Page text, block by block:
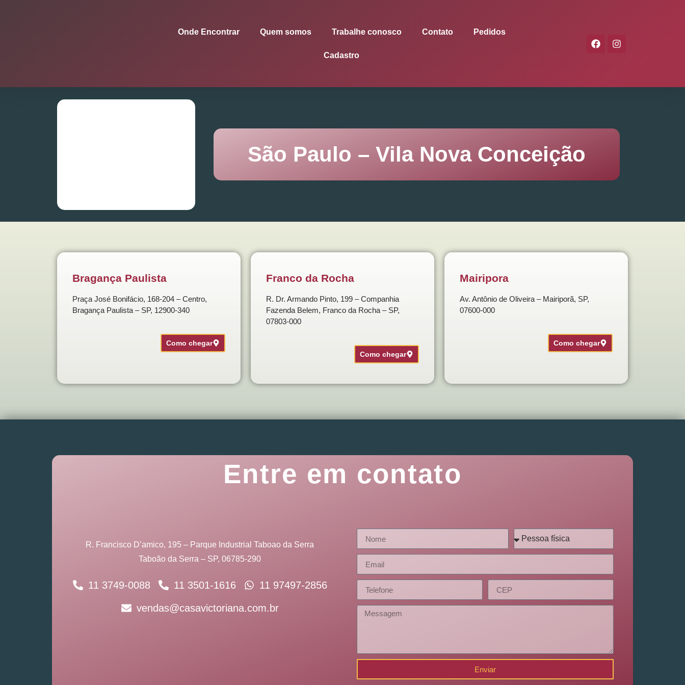
Onde Encontrar Quem somos Trabalhe conosco Contato Pedidos
Cadastro
São Paulo – Vila Nova Conceição
Bragança Paulista
Praça José Bonifácio, 168-204 – Centro,
Bragança Paulista – SP, 12900-340
Como chegar
Franco da Rocha
R. Dr. Armando Pinto, 199 – Companhia
Fazenda Belem, Franco da Rocha – SP,
07803-000
Como chegar
Mairipora
Av. Antônio de Oliveira – Mairiporã, SP,
07600-000
Como chegar
Entre em contato
R. Francisco D’amico, 195 – Parque Industrial Taboao da Serra
Taboão da Serra – SP, 06785-290
11 3749-0088 11 3501-1616 11 97497-2856
vendas@casavictoriana.com.br
Enviar